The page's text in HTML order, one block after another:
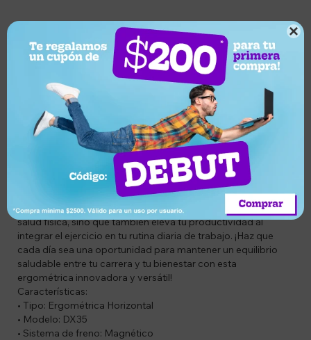

CODIGO: DECDXD35
DESCRIPCIÓN DEL PRODUCTO:
¡Transforma tu jornada laboral con la Ergométrica Horizontal
ZZGO DX35!
Diseñada para integrarse perfectamente en tu espacio de
trabajo, esta ergométrica horizontal te permite mantener un
estilo de vida activo mientras cumples con tus
responsabilidades laborales.
La Ergométrica Horizontal ZZGO DX35 no solo mejora tu
salud física, sino que también eleva tu productividad al
integrar el ejercicio en tu rutina diaria de trabajo. ¡Haz que
cada día sea una oportunidad para mantener un equilibrio
saludable entre tu carrera y tu bienestar con esta
ergométrica innovadora y versátil!
Características:
• Tipo: Ergométrica Horizontal
• Modelo: DX35
• Sistema de freno: Magnético